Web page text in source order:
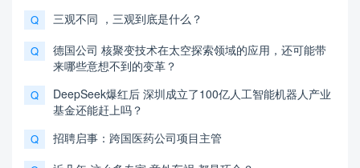
Q 三观不同 ，三观到底是什么？
Q
德国公司 核聚变技术在太空探索领域的应用，还可能带
来哪些意想不到的变革？
Q
DeepSeek爆红后 深圳成立了100亿人工智能机器人产业
基金还能赶上吗？
Q 招聘启事：跨国医药公司项目主管